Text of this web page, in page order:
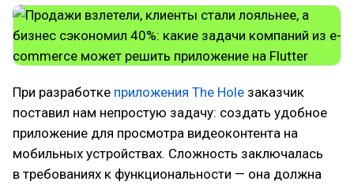
При разработке приложения The Hole заказчик
поставил нам непростую задачу: создать удобное
приложение для просмотра видеоконтента на
мобильных устройствах. Сложность заключалась
в требованиях к функциональности — она должна